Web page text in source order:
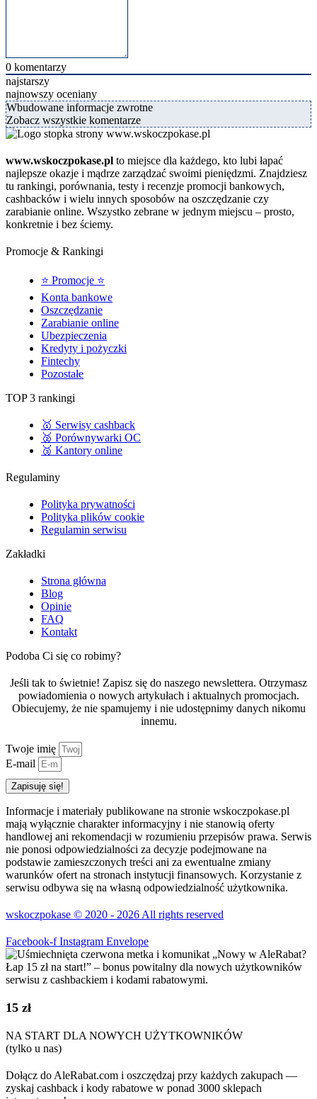
0 komentarzy
najstarszy
najnowszy oceniany
Wbudowane informacje zwrotne
Zobacz wszystkie komentarze
www.wskoczpokase.pl to miejsce dla każdego, kto lubi łapać
najlepsze okazje i mądrze zarządzać swoimi pieniędzmi. Znajdziesz
tu rankingi, porównania, testy i recenzje promocji bankowych,
cashbacków i wielu innych sposobów na oszczędzanie czy
zarabianie online. Wszystko zebrane w jednym miejscu – prosto,
konkretnie i bez ściemy.
Promocje & Rankingi
⭐ Promocje ⭐
Konta bankowe
Oszczędzanie
Zarabianie online
Ubezpieczenia
Kredyty i pożyczki
Fintechy
Pozostałe
TOP 3 rankingi
🥇 Serwisy cashback
🥈 Porównywarki OC
🥉 Kantory online
Regulaminy
Polityka prywatności
Polityka plików cookie
Regulamin serwisu
Zakładki
Strona główna
Blog
Opinie
FAQ
Kontakt
Podoba Ci się co robimy?
Jeśli tak to świetnie! Zapisz się do naszego newslettera. Otrzymasz
powiadomienia o nowych artykułach i aktualnych promocjach.
Obiecujemy, że nie spamujemy i nie udostępnimy danych nikomu
innemu.
Twoje imię
E-mail
Zapisuję się!
Informacje i materiały publikowane na stronie wskoczpokase.pl
mają wyłącznie charakter informacyjny i nie stanowią oferty
handlowej ani rekomendacji w rozumieniu przepisów prawa. Serwis
nie ponosi odpowiedzialności za decyzje podejmowane na
podstawie zamieszczonych treści ani za ewentualne zmiany
warunków ofert na stronach instytucji finansowych. Korzystanie z
serwisu odbywa się na własną odpowiedzialność użytkownika.
wskoczpokase © 2020 - 2026 All rights reserved
Facebook-f Instagram Envelope
15 zł
NA START DLA NOWYCH UŻYTKOWNIKÓW
(tylko u nas)
Dołącz do AleRabat.com i oszczędzaj przy każdych zakupach —
zyskaj cashback i kody rabatowe w ponad 3000 sklepach